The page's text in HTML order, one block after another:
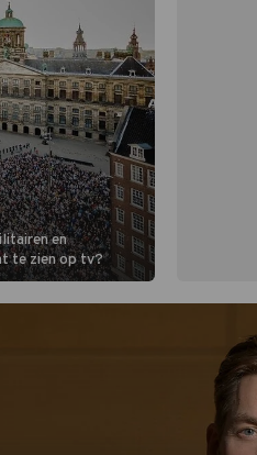
en
te zien op tv?